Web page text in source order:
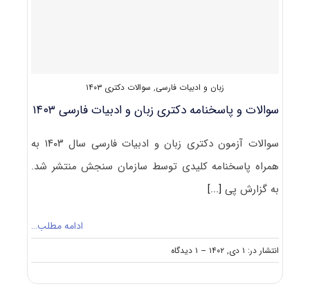
زبان و ادبیات فارسی, سوالات دکتری ۱۴۰۳
سوالات و پاسخنامه دکتری زبان و ادبیات فارسی ۱۴۰۳
سوالات آزمون دکتری زبان و ادبیات فارسی سال ۱۴۰۳ به
همراه پاسخنامه کلیدی توسط سازمان سنجش منتشر شد.
به گزارش پی[...]
ادامه مطلب…
انتشار در: ۱ دی, ۱۴۰۲ -- ۱ دیدگاه
on
سوالات